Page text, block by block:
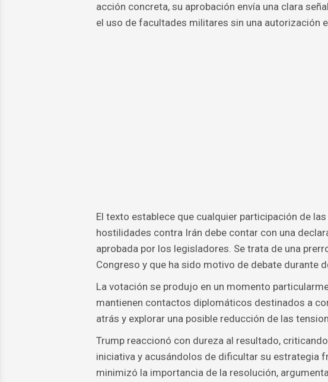
acción concreta, su aprobación envía una clara
el uso de facultades militares sin una autorización
El texto establece que cualquier participación de
hostilidades contra Irán debe contar con una
aprobada por los legisladores. Se trata de una
Congreso y que ha sido motivo de debate durante
La votación se produjo en un momento
mantienen contactos diplomáticos destinados a
atrás y explorar una posible reducción de las
Trump reaccionó con dureza al resultado,
iniciativa y acusándolos de dificultar su estrategia
minimizó la importancia de la resolución,